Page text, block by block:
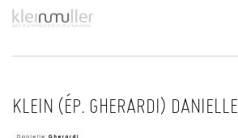
KLEIN (ÉP. GHERARDI) DANIELLE